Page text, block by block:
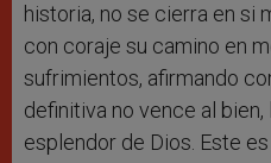
historia, no se cierra en si
con coraje su camino en
sufrimientos, afirmando
definitiva no vence al
esplendor de Dios. Este